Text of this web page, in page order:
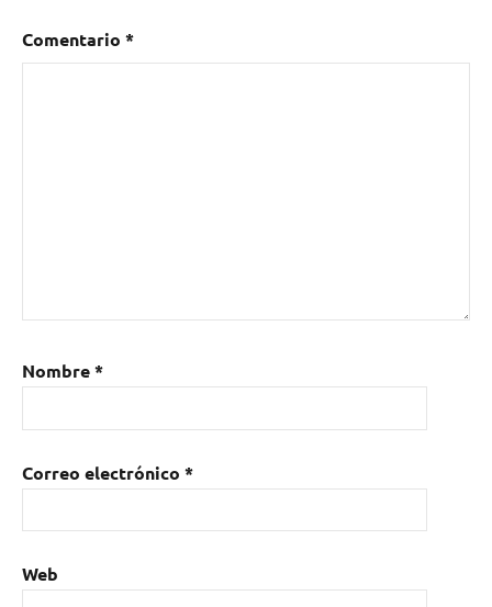
Comentario *
Nombre*
Correo electrónico *
Web